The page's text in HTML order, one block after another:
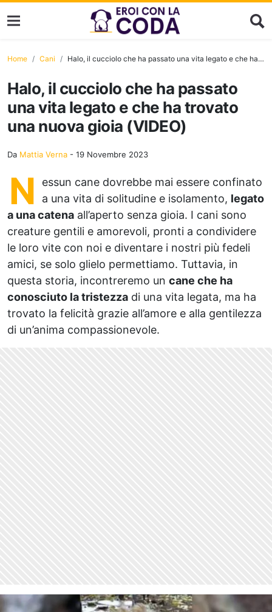
Home Cani Halo, il cucciolo che ha passato una vita legato e che ha trovato una nuova gioia (VIDEO)
Halo, il cucciolo che ha passato
una vita legato e che ha trovato
una nuova gioia (VIDEO)
Da Mattia Verna - 19 Novembre 2023
N
essun cane dovrebbe mai essere confinato
a una vita di solitudine e isolamento, legato
a una catena all’aperto senza gioia. I cani sono
creature gentili e amorevoli, pronti a condividere
le loro vite con noi e diventare i nostri più fedeli
amici, se solo glielo permettiamo. Tuttavia, in
questa storia, incontreremo un cane che ha
conosciuto la tristezza di una vita legata, ma ha
trovato la felicità grazie all’amore e alla gentilezza
di un’anima compassionevole.